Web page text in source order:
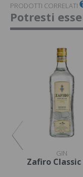
PRODOTTI CORRELATI
Potresti
GIN
Zafiro Classic